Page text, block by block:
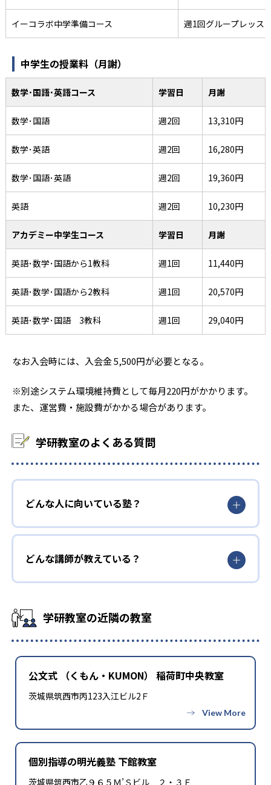
イーコラボ中学準備コース 週1回グループレッス
中学生の授業料（月謝）
数学･国語･英語コース 学習日 月謝
数学･国語 週2回 13,310円
数学･英語 週2回 16,280円
数学･国語･英語 週2回 19,360円
英語 週2回 10,230円
アカデミー中学生コース 学習日 月謝
英語･数学･国語から1教科 週1回 11,440円
英語･数学･国語から2教科 週1回 20,570円
英語･数学･国語 3教科 週1回 29,040円
なお入会時には、入会金 5,500円が必要となる。
※別途システム環境維持費として毎月220円がかかります。
また、運営費・施設費がかかる場合があります。
学研教室のよくある質問
どんな人に向いている塾？
どんな講師が教えている？
学研教室の近隣の教室
公文式 （くもん・KUMON） 稲荷町中央教室
茨城県筑西市丙123入江ビル2Ｆ
個別指導の明光義塾 下館教室
茨城県筑西市乙９６５Ｍ’Ｓビル ２・３Ｆ